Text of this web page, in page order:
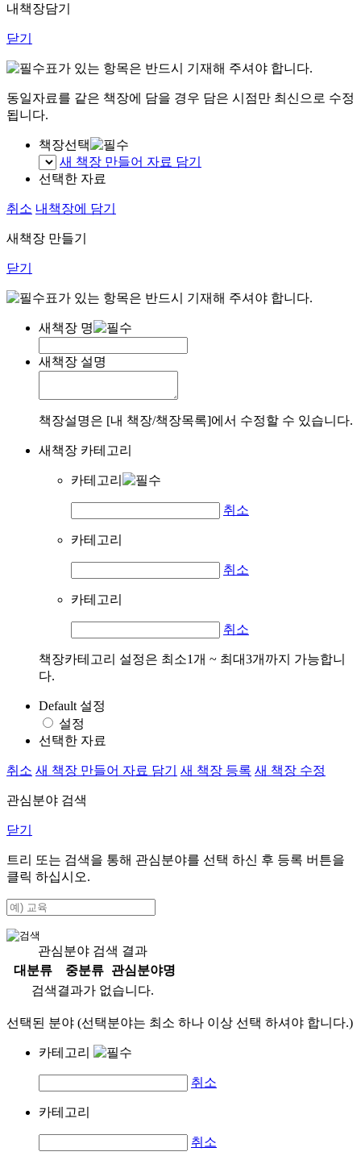
내책장담기
닫기
표가 있는 항목은 반드시 기재해 주셔야 합니다.
동일자료를 같은 책장에 담을 경우 담은 시점만 최신으로 수정
됩니다.
책장선택
새 책장 만들어 자료 담기
선택한 자료
취소 내책장에 담기
새책장 만들기
닫기
표가 있는 항목은 반드시 기재해 주셔야 합니다.
새책장 명
새책장 설명
책장설명은 [내 책장/책장목록]에서 수정할 수 있습니다.
새책장 카테고리
카테고리
취소
카테고리
취소
카테고리
취소
책장카테고리 설정은 최소1개 ~ 최대3개까지 가능합니
다.
Default 설정
설정
선택한 자료
취소 새 책장 만들어 자료 담기 새 책장 등록 새 책장 수정
관심분야 검색
닫기
트리 또는 검색을 통해 관심분야를 선택 하신 후 등록 버튼을
클릭 하십시오.
관심분야 검색 결과
대분류
중분류
관심분야명
검색결과가 없습니다.
선택된 분야 (선택분야는 최소 하나 이상 선택 하셔야 합니다.)
카테고리
취소
카테고리
취소